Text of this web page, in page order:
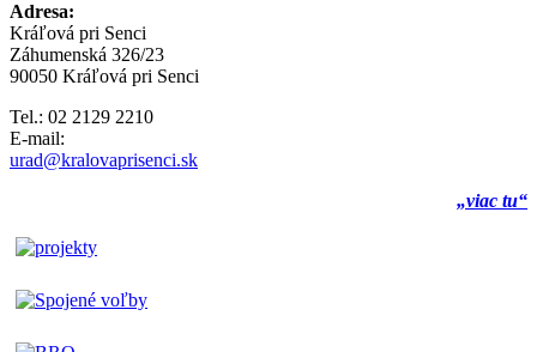
Adresa:
Kráľová pri Senci
Záhumenská 326/23
90050 Kráľová pri Senci
Tel.: 02 2129 2210
E-mail:
urad@kralovaprisenci.sk
„viac tu“